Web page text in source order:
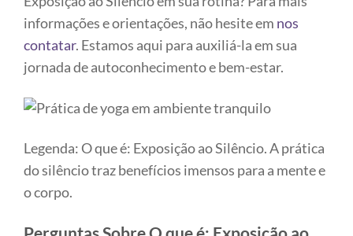
informações e orientações, não hesite em nos
contatar. Estamos aqui para auxiliá-la em sua
jornada de autoconhecimento e bem-estar.
Legenda: O que é: Exposição ao Silêncio. A prática
do silêncio traz benefícios imensos para a mente e
o corpo.